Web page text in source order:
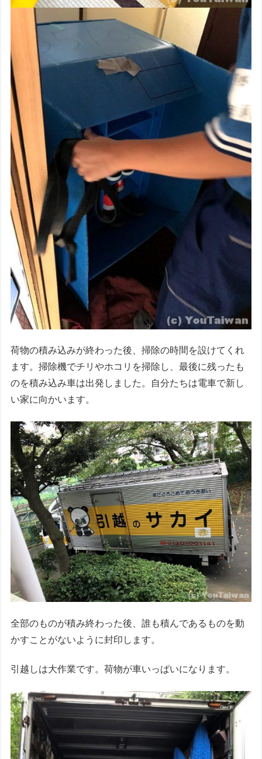
荷物の積み込みが終わった後、掃除の時間を設けてくれ
ます。掃除機でチリやホコリを掃除し、最後に残ったも
のを積み込み車は出発しました。自分たちは電車で新し
い家に向かいます。
全部のものが積み終わった後、誰も積んであるものを動
かすことがないように封印します。
引越しは大作業です。荷物が車いっぱいになります。